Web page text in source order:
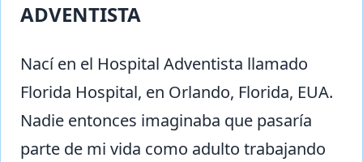
ADVENTISTA
Nací en el Hospital Adventista llamado
Florida Hospital, en Orlando, Florida, EUA.
Nadie entonces imaginaba que pasaría
parte de mi vida como adulto trabajando